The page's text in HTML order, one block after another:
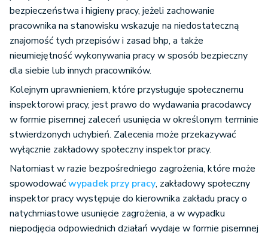
bezpieczeństwa i higieny pracy, jeżeli zachowanie
pracownika na stanowisku wskazuje na niedostateczną
znajomość tych przepisów i zasad bhp, a także
nieumiejętność wykonywania pracy w sposób bezpieczny
dla siebie lub innych pracowników.
Kolejnym uprawnieniem, które przysługuje społecznemu
inspektorowi pracy, jest prawo do wydawania pracodawcy
w formie pisemnej zaleceń usunięcia w określonym terminie
stwierdzonych uchybień. Zalecenia może przekazywać
wyłącznie zakładowy społeczny inspektor pracy.
Natomiast w razie bezpośredniego zagrożenia, które może
spowodowaćwypadek przy pracy, zakładowy społeczny
inspektor pracy występuje do kierownika zakładu pracy o
natychmiastowe usunięcie zagrożenia, a w wypadku
niepodjęcia odpowiednich działań wydaje w formie pisemnej